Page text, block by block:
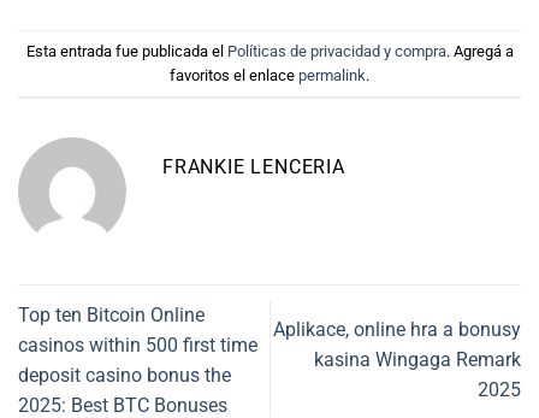
Esta entrada fue publicada el Políticas de privacidad y compra. Agregá a
favoritos el enlace permalink.
FRANKIE LENCERIA
Top ten Bitcoin Online
casinos within 500 first time
deposit casino bonus the
2025: Best BTC Bonuses
Aplikace, online hra a bonusy
kasina Wingaga Remark
2025